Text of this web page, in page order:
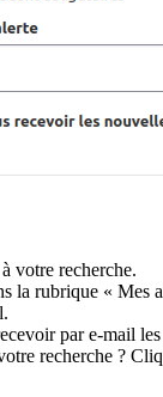
votre recherche.
la rubrique « Mes
par e-mail
recherche ?